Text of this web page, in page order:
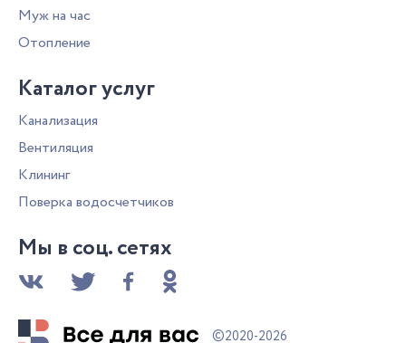
Муж на час
Отопление
Каталог услуг
Канализация
Вентиляция
Клининг
Поверка водосчетчиков
Мы в соц. сетях
©2020-2026